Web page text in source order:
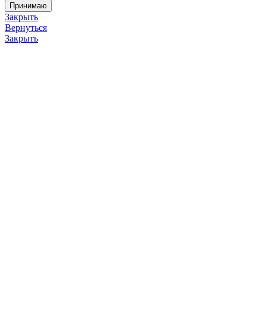
Принимаю
Закрыть
Вернуться
Закрыть